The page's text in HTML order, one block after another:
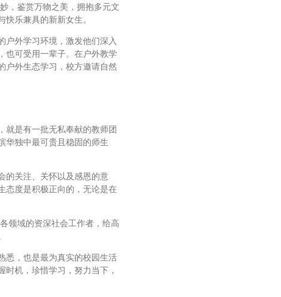
，鉴赏万物之美，拥抱多元文
乐兼具的新新女生。
户外学习环境，激发他们深入
也可受用一辈子。在户外教学
户外生态学习，校方邀请自然
就是有一批无私奉献的教师团
华独中最可贵且稳固的师生
的关注、关怀以及感恩的意
态度是积极正向的，无论是在
领域的资深社会工作者，给高
，也是最为真实的校园生活
机，珍惜学习，努力当下，